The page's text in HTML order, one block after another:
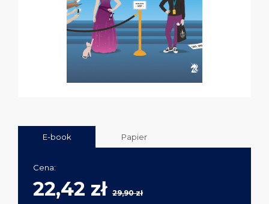
E-book Papier
Cena:
22,42 zł 29,90 zł